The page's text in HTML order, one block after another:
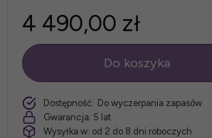
4 490,00 zł
szt.
Do koszyka
Dostępność: Do wyczerpania zapasów.
Gwarancja: 5 lat
Wysyłka w: od 2 do 8 dni roboczych